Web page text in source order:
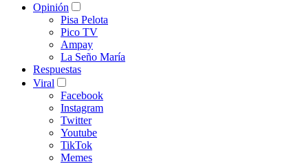
Opinión
Pisa Pelota
Pico TV
Ampay
La Seño María
Respuestas
Viral
Facebook
Instagram
Twitter
Youtube
TikTok
Memes